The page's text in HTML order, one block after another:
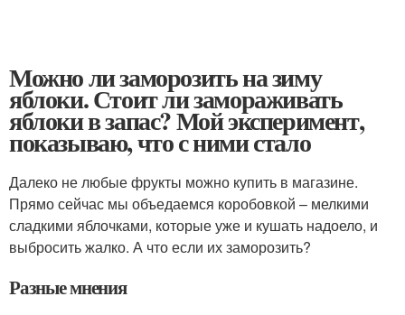
Можно ли заморозить на зиму
яблоки. Стоит ли замораживать
яблоки в запас? Мой эксперимент,
показываю, что с ними стало
Далеко не любые фрукты можно купить в магазине.
Прямо сейчас мы объедаемся коробовкой – мелкими
сладкими яблочками, которые уже и кушать надоело, и
выбросить жалко. А что если их заморозить?
Разные мнения